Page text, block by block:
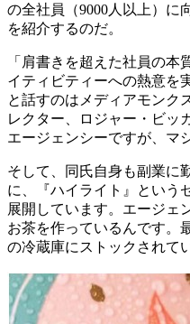
の全社員（9000人以上）に
を紹介するのだ。
「肩書きを超えた社員の
イティビティーへの熱意を
と話すのはメディアモンク
レクター、ロジャー・ビッ
エージェンシーですが、マ
そして、同氏自身も副業に
に、『ハイライト』という
展開しています。エージェ
お茶を作っているんです。
の冷蔵庫にストックされて